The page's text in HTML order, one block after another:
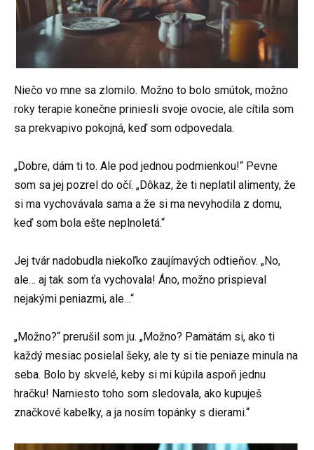
Niečo vo mne sa zlomilo. Možno to bolo smútok, možno
roky terapie konečne priniesli svoje ovocie, ale cítila som
sa prekvapivo pokojná, keď som odpovedala.
„Dobre, dám ti to. Ale pod jednou podmienkou!“ Pevne
som sa jej pozrel do očí. „Dôkaz, že ti neplatil alimenty, že
si ma vychovávala sama a že si ma nevyhodila z domu,
keď som bola ešte neplnoletá.“
Jej tvár nadobudla niekoľko zaujímavých odtieňov. „No,
ale… aj tak som ťa vychovala! Áno, možno prispieval
nejakými peniazmi, ale…“
„Možno?“ prerušil som ju. „Možno? Pamätám si, ako ti
každý mesiac posielal šeky, ale ty si tie peniaze minula na
seba. Bolo by skvelé, keby si mi kúpila aspoň jednu
hračku! Namiesto toho som sledovala, ako kupuješ
značkové kabelky, a ja nosím topánky s dierami.“